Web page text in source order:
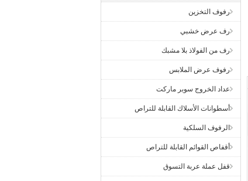
رفوف التخزين
رف عرض خشبي
رف من الفولاذ بلا مشبك
رفوف عرض الملابس
عداد الخروج سوبر ماركت
أسطوانات الأسلاك القابلة للتراص
الرفوف السلكية
أقفاص القوائم القابلة للتراص
قفل عملة عربة التسوق